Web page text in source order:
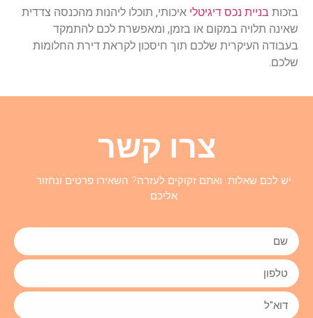
בזכות בניית נכס דיגיטלי איכותי, תוכלו ליהנות מהכנסה צדדית
שאינה תלויה במקום או בזמן, ומאפשרת לכם להתמקד
בעבודה העיקרית שלכם תוך חיסכון לקראת דירת החלומות
שלכם.
צרו קשר
יש לכם שאלות ואתם זקוקים לעזרה? השאירו פרטים ונחזור
אליכם